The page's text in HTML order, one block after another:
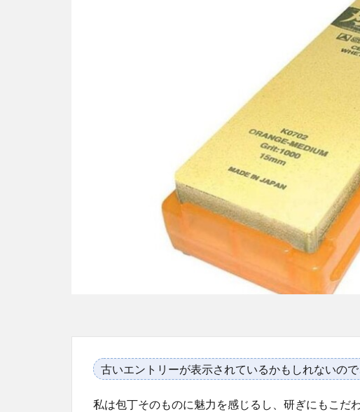
古いエントリーが表示されているかもしれないので
私は包丁そのものに魅力を感じるし、研ぎにもこだ